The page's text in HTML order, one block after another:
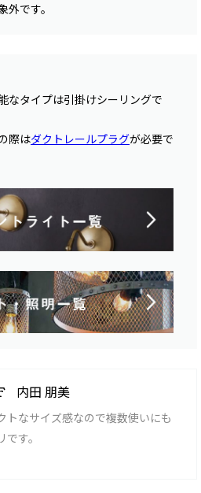
です。
なタイプは引掛けシーリングで
際はダクトレールプラグが必要で
内田 朋美
トなサイズ感なので複数使いにも
です。